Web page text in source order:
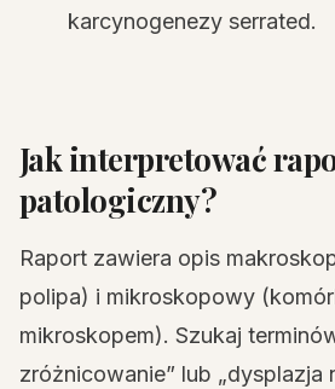
karcynogenezy serrated.
Jak interpretować
patologiczny?
Raport zawiera opis
polipa) i mikroskopowy
mikroskopem). Szukaj
zróżnicowanie” lub „dysplazja